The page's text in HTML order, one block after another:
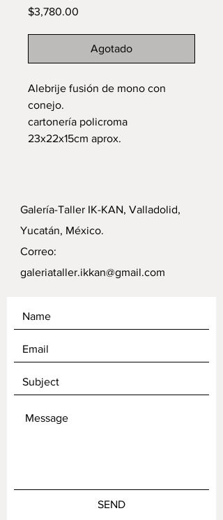
$3,780.00
Agotado
Alebrije fusión de mono con
conejo.
cartonería policroma
23x22x15cm aprox.
Galería-Taller IK-KAN, Valladolid,
Yucatán, México.
Correo:
galeriataller.ikkan@gmail.com
SEND